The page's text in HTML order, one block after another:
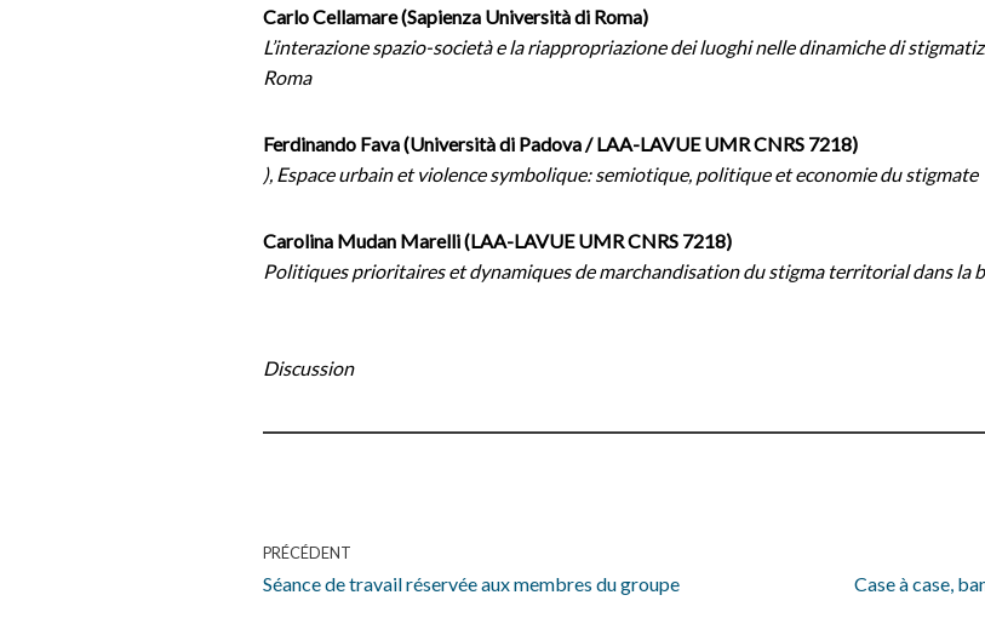
Carlo Cellamare (Sapienza Università di Roma)
L’interazione spazio-società e la riappropriazione dei luoghi nelle dinamiche di
Roma
Ferdinando Fava (Università di Padova / LAA-LAVUE UMR CNRS 7218)
), Espace urbain et violence symbolique: semiotique, politique et economie du stigmate
Carolina Mudan Marelli (LAA-LAVUE UMR CNRS 7218)
Politiques prioritaires et dynamiques de marchandisation du stigma territorial dans la
Discussion
PRÉCÉDENT
Séance de travail réservée aux membres du groupe
Case à case,